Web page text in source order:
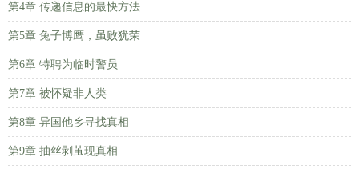
第4章 传递信息的最快方法
第5章 兔子博鹰，虽败犹荣
第6章 特聘为临时警员
第7章 被怀疑非人类
第8章 异国他乡寻找真相
第9章 抽丝剥茧现真相